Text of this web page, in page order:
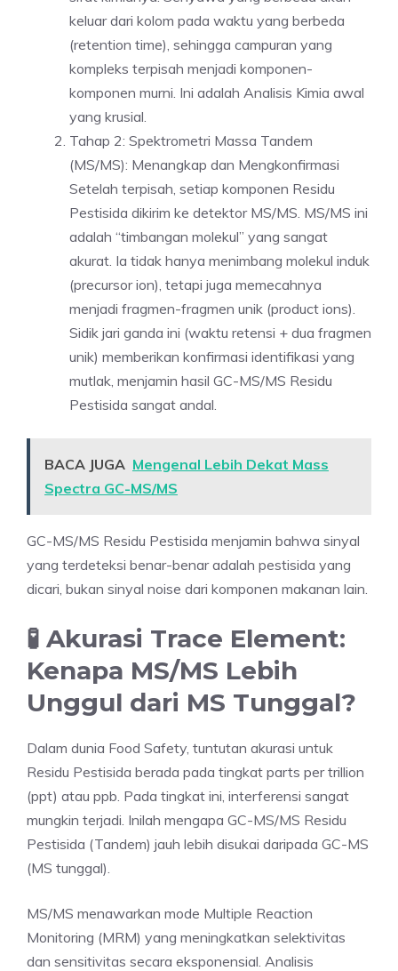
keluar dari kolom pada waktu yang berbeda
(retention time), sehingga campuran yang
kompleks terpisah menjadi komponen-
komponen murni. Ini adalah Analisis Kimia awal
yang krusial.
Tahap 2: Spektrometri Massa Tandem
(MS/MS): Menangkap dan Mengkonfirmasi
Setelah terpisah, setiap komponen Residu
Pestisida dikirim ke detektor MS/MS. MS/MS ini
adalah “timbangan molekul” yang sangat
akurat. Ia tidak hanya menimbang molekul induk
(precursor ion), tetapi juga memecahnya
menjadi fragmen-fragmen unik (product ions).
Sidik jari ganda ini (waktu retensi + dua fragmen
unik) memberikan konfirmasi identifikasi yang
mutlak, menjamin hasil GC-MS/MS Residu
Pestisida sangat andal.
BACA JUGA Mengenal Lebih Dekat Mass
Spectra GC-MS/MS
GC-MS/MS Residu Pestisida menjamin bahwa sinyal
yang terdeteksi benar-benar adalah pestisida yang
dicari, bukan sinyal noise dari komponen makanan lain.
🧪 Akurasi Trace Element:
Kenapa MS/MS Lebih
Unggul dari MS Tunggal?
Dalam dunia Food Safety, tuntutan akurasi untuk
Residu Pestisida berada pada tingkat parts per trillion
(ppt) atau ppb. Pada tingkat ini, interferensi sangat
mungkin terjadi. Inilah mengapa GC-MS/MS Residu
Pestisida (Tandem) jauh lebih disukai daripada GC-MS
(MS tunggal).
MS/MS menawarkan mode Multiple Reaction
Monitoring (MRM) yang meningkatkan selektivitas
dan sensitivitas secara eksponensial. Analisis